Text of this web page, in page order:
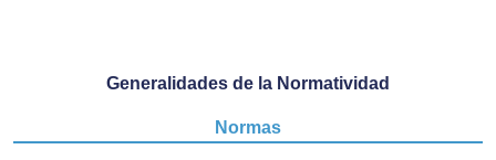
Generalidades de la Normatividad
Normas